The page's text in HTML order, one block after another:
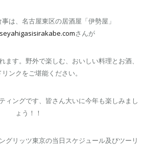
は、名古屋東区の居酒屋「伊勢屋」
さんが
ます。野外で楽しむ、おいしい料理とお酒、
ンクをご堪能ください。
ィングです、皆さん大いに今年も楽しみまし
ょう！！
グリッツ東京の当日スケジュール及びツーリ